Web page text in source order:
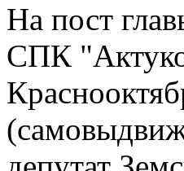
На пост
СПК